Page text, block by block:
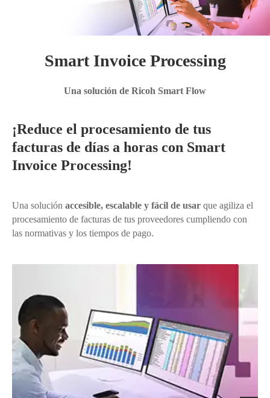
Smart Invoice Processing
Una solución de Ricoh Smart Flow
¡Reduce el procesamiento de tus
facturas de días a horas con Smart
Invoice Processing!
Una solución accesible, escalable y fácil de usar que agiliza el
procesamiento de facturas de tus proveedores cumpliendo con
las normativas y los tiempos de pago.